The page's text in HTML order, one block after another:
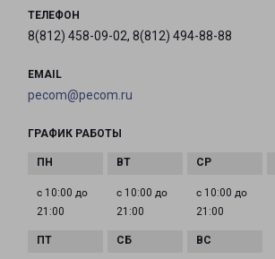
ТЕЛЕФОН
8(812) 458-09-02, 8(812) 494-88-88
EMAIL
pecom@pecom.ru
ГРАФИК РАБОТЫ
с 10:00 до
21:00
с 10:00 до
21:00
с 10:00 до
21:00